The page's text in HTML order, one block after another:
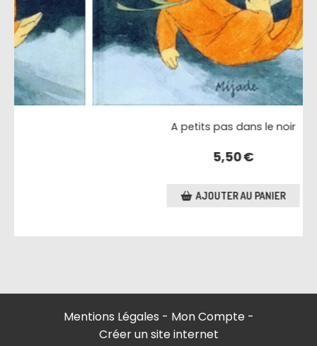
A petits pas dans le noir
5,50€
AJOUTER AU PANIER
Mentions Légales
Mon Compte
Créer un site internet